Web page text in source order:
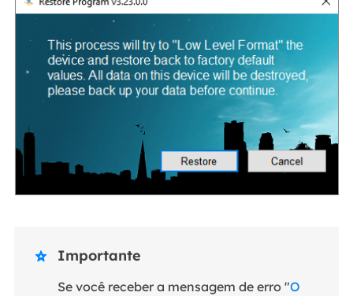
 Importante
Se você receber a mensagem de erro "O